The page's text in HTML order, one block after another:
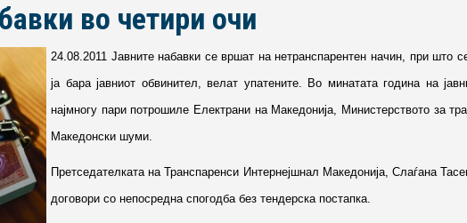
во четири очи
24.08.2011 Јавните набавки се вршат на нетранспарентен начин, при што
ја бара јавниот обвинител, велат упатените. Во минатата година на
најмногу пари потрошиле Електрани на Македонија, Министерството за
Македонски шуми.
Претседателката на Транспаренси Интернејшнал Македонија, Слаѓана
договори со непосредна спогодба без тендерска постапка.